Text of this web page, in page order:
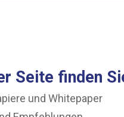
Sei­te fin­den
und Whitepaper